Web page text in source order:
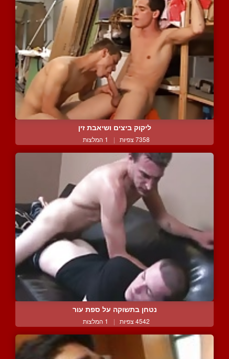
ליקוק ביצים ושיאבת זין
7358 צפיות | 1 המלצות
נטחן בתשוקה על ספת עור
4542 צפיות | 1 המלצות